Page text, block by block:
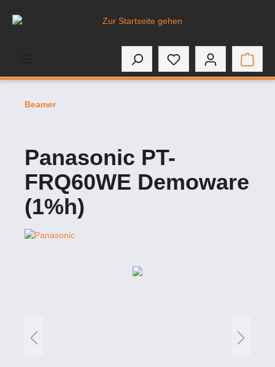
springen
Beamer
Panasonic PT-
FRQ60WE Demoware
(1%h)